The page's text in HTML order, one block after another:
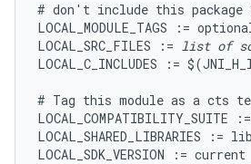
# don't include this
LOCAL_MODULE_TAGS :=
LOCAL_SRC_FILES := list of
LOCAL_C_INCLUDES :=
# Tag this module as a cts
LOCAL_COMPATIBILITY_SUITE
LOCAL_SHARED_LIBRARIES :=
LOCAL_SDK_VERSION := current